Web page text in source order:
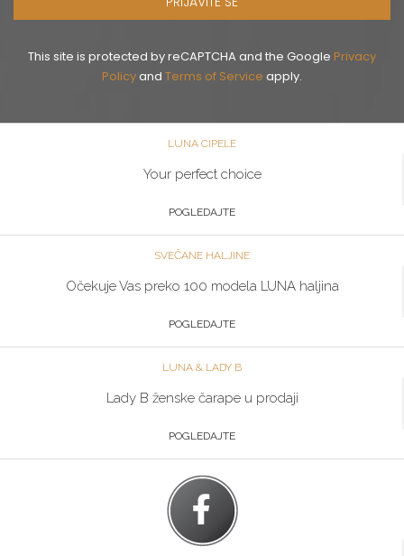
This site is protected by reCAPTCHA and the Google Privacy
Policyand Terms of Service apply.
LUNA CIPELE
Your perfect choice
POGLEDAJTE
SVEČANE HALJINE
Očekuje Vas preko 100 modela LUNA haljina
POGLEDAJTE
LUNA & LADY B
Lady B ženske čarape u prodaji
POGLEDAJTE